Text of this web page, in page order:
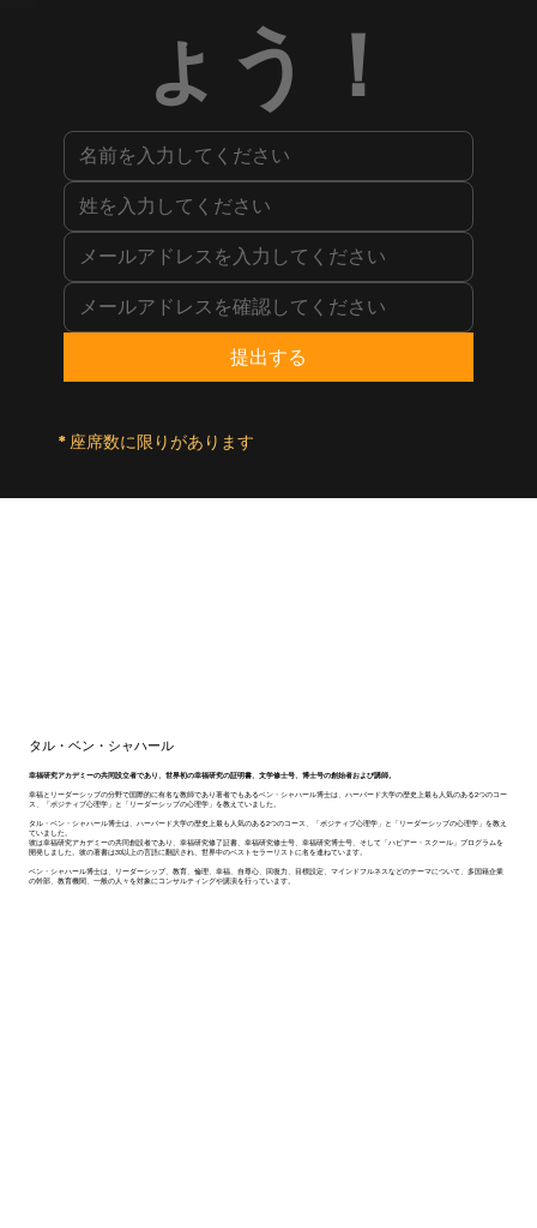
ょう！
提出する
* 座席数に限りがあります
タル・ベン・シャハール
幸福研究アカデミーの共同設立者であり、世界初の幸福研究の証明書、文学修士号、博士号の創始者および講師。
幸福とリーダーシップの分野で国際的に有名な教師であり著者でもあるベン・シャハール博士は、ハーバード大学の歴史上最も人気のある2つのコー
ス、「ポジティブ心理学」と「リーダーシップの心理学」を教えていました。
タル・ベン・シャハール博士は、ハーバード大学の歴史上最も人気のある2つのコース、「ポジティブ心理学」と「リーダーシップの心理学」を教え
ていました。
彼は幸福研究アカデミーの共同創設者であり、幸福研究修了証書、幸福研究修士号、幸福研究博士号、そして「ハピアー・スクール」プログラムを
開発しました。彼の著書は30以上の言語に翻訳され、世界中のベストセラーリストに名を連ねています。
ベン・シャハール博士は、リーダーシップ、教育、倫理、幸福、自尊心、回復力、目標設定、マインドフルネスなどのテーマについて、多国籍企業
の幹部、教育機関、一般の人々を対象にコンサルティングや講演を行っています。